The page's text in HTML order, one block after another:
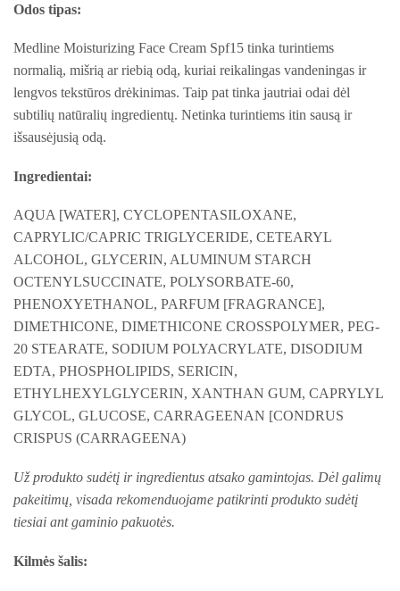
Odos tipas:
Medline Moisturizing Face Cream Spf15 tinka turintiems
normalią, mišrią ar riebią odą, kuriai reikalingas vandeningas ir
lengvos tekstūros drėkinimas. Taip pat tinka jautriai odai dėl
subtilių natūralių ingredientų. Netinka turintiems itin sausą ir
išsausėjusią odą.
Ingredientai:
AQUA [WATER], CYCLOPENTASILOXANE,
CAPRYLIC/CAPRIC TRIGLYCERIDE, CETEARYL
ALCOHOL, GLYCERIN, ALUMINUM STARCH
OCTENYLSUCCINATE, POLYSORBATE-60,
PHENOXYETHANOL, PARFUM [FRAGRANCE],
DIMETHICONE, DIMETHICONE CROSSPOLYMER, PEG-
20 STEARATE, SODIUM POLYACRYLATE, DISODIUM
EDTA, PHOSPHOLIPIDS, SERICIN,
ETHYLHEXYLGLYCERIN, XANTHAN GUM, CAPRYLYL
GLYCOL, GLUCOSE, CARRAGEENAN [CONDRUS
CRISPUS (CARRAGEENA)
Už produkto sudėtį ir ingredientus atsako gamintojas. Dėl galimų
pakeitimų, visada rekomenduojame patikrinti produkto sudėtį
tiesiai ant gaminio pakuotės.
Kilmės šalis: